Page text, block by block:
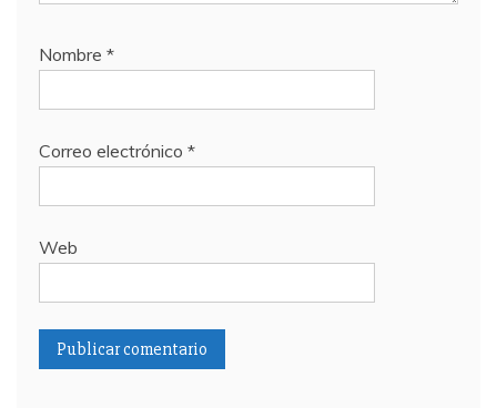
Nombre *
Correo electrónico *
Web